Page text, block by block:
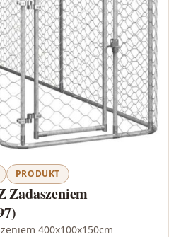
PRODUKT
Zadaszeniem
400x100x150cm